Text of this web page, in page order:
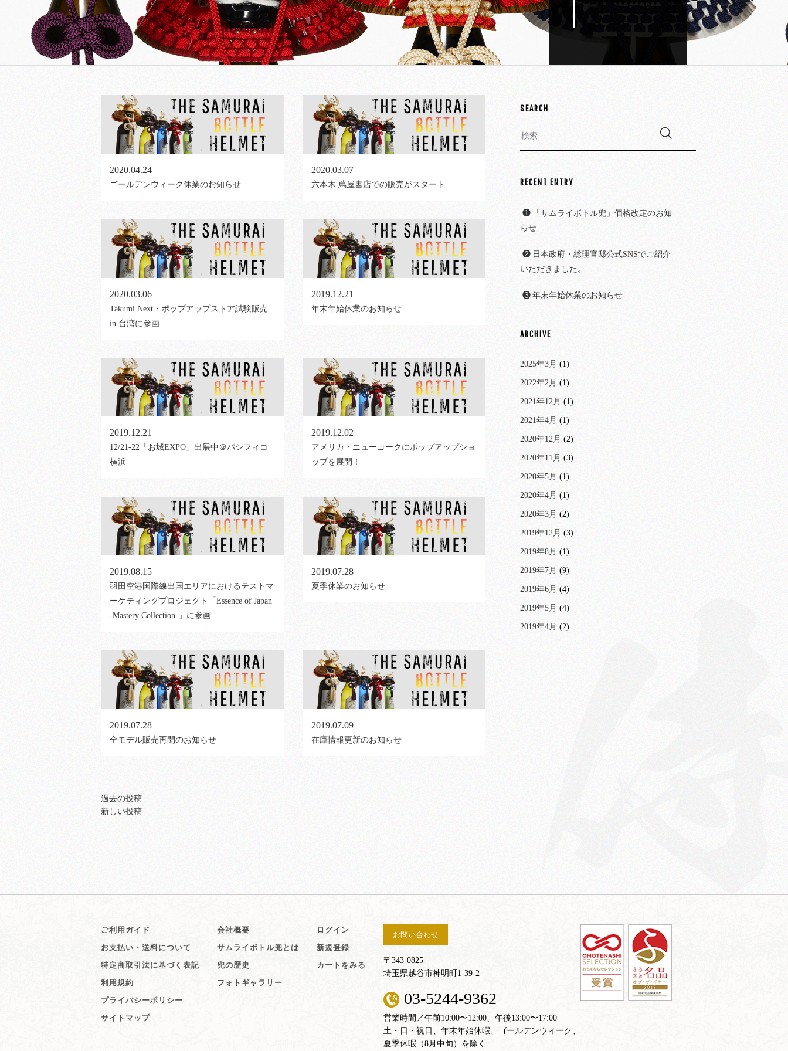
2020.04.24
ゴールデンウィーク休業のお知らせ
2020.03.07
六本木 蔦屋書店での販売がスタート
2020.03.06
Takumi Next・ポップアップストア試験販売
in 台湾に参画
2019.12.21
年末年始休業のお知らせ
2019.12.21
12/21-22「お城EXPO」出展中＠パシフィコ
横浜
2019.12.02
アメリカ・ニューヨークにポップアップショ
ップを展開！
2019.08.15
羽田空港国際線出国エリアにおけるテストマ
ーケティングプロジェクト「Essence of Japan
-Mastery Collection-」に参画
2019.07.28
夏季休業のお知らせ
2019.07.28
全モデル販売再開のお知らせ
2019.07.09
在庫情報更新のお知らせ
投
稿
過去の投稿
新しい投稿
SEARCH
索:
RECENT ENTRY
「サムライボトル兜」価格改定のお知
らせ
日本政府・総理官邸公式SNSでご紹介
いただきました。
年末年始休業のお知らせ
ARCHIVE
2025年3月 (1)
2022年2月 (1)
2021年12月 (1)
2021年4月 (1)
2020年12月 (2)
2020年11月 (3)
2020年5月 (1)
2020年4月 (1)
2020年3月 (2)
2019年12月 (3)
2019年8月 (1)
2019年7月 (9)
2019年6月 (4)
2019年5月 (4)
2019年4月 (2)
ご利用ガイド
お支払い・送料について
特定商取引法に基づく表記
利用規約
プライバシーポリシー
サイトマップ
会社概要
サムライボトル兜とは
兜の歴史
フォトギャラリー
ログイン
新規登録
カートをみる
お問い合わせ
〒343-0825
埼玉県越谷市神明町1-39-2
03-5244-9362
営業時間／午前10:00〜12:00、午後13:00〜17:00
土・日・祝日、年末年始休暇、ゴールデンウィーク、
夏季休暇（8月中旬）を除く